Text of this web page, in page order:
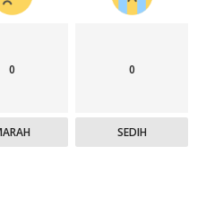
0 0
SEDIH